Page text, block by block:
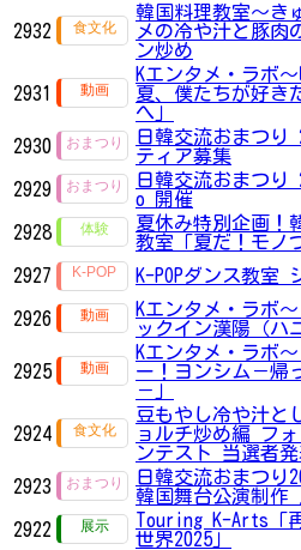
2932
韓国料理教室～き
メの冷や汁と豚肉
ン炒め
2931
Kエンタメ・ラボ
夏、僕たちが好き
へ」
2930
日韓交流おまつり
ティア募集
2929
日韓交流おまつ
o 開催
2928
夏休み特別企画！
教室「夏だ！モノ
2927
K-POPダンス教室
2926
Kエンタメ・ラボ
ックイン漢陽（ハ
2925
Kエンタメ・ラボ
ー！ヨンシム－帰
－」
2924
豆もやし冷や汁と
ョルチ炒め編 フ
ンテスト 当選者発
2923
日韓交流おまつり
韓国舞台公演制作
2922
Touring K-Arts「
世界2025」